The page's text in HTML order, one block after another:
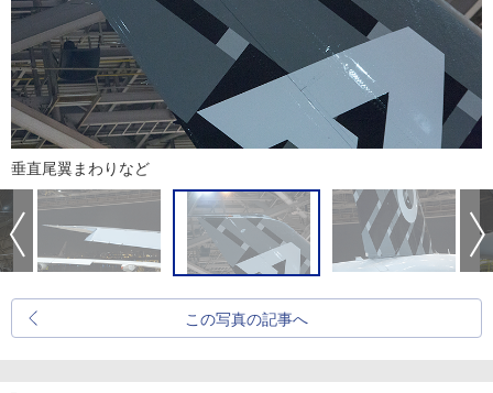
垂直尾翼まわりなど
この写真の記事へ